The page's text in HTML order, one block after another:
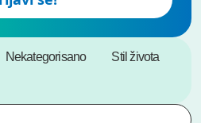
Nekategorisano
Stil života